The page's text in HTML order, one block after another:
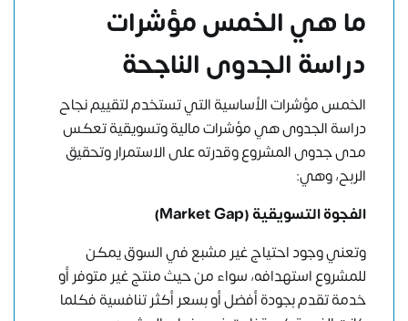
ما هي الخمس مؤشرات
دراسة الجدوى الناجحة
الخمس مؤشرات الأساسية التي تستخدم لتقييم نجاح
دراسة الجدوى هي مؤشرات مالية وتسويقية تعكس
مدى جدوى المشروع وقدرته على الاستمرار وتحقيق
الربح، وهي:
الفجوة التسويقية (Market Gap)
وتعني وجود احتياج غير مشبع في السوق يمكن
للمشروع استهدافه، سواء من حيث منتج غير متوفر أو
خدمة تقدم بجودة أفضل أو بسعر أكثر تنافسية فكلما